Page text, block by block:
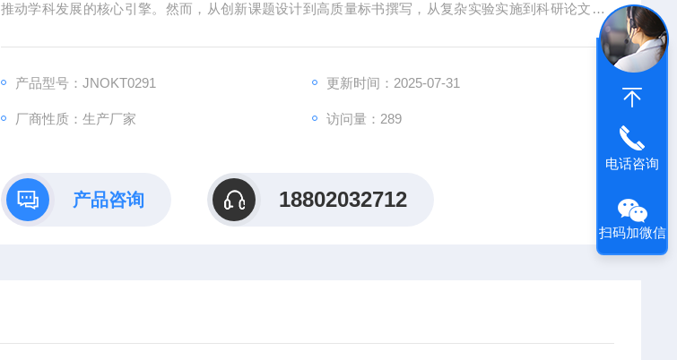
推动学科发展的核心引擎。然而，从创新课题设计到高质量标书撰写，从复杂实验实施到科研论文转
化，研究者常面临三大难题：创新方向模糊、技术实现困难、成果转化乏力。吉奥蓝图（JENNIO-LA
B）依托全链式科研平台与十年深耕经验，推出"机制研究课题全周期赋能计划"，为科研工作者提供从
理论创新到数据落地的完整解决方案。
产品型号：JNOKT0291 更新时间：2025-07-31
厂商性质：生产厂家 访问量：289
产品咨询 18802032712
电话咨询
扫码加微信